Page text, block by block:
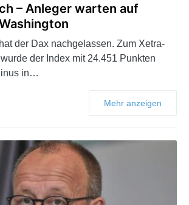
– Anleger warten auf
der Dax nachgelassen. Zum Xetra-
der Index mit 24.451 Punkten
in…
Mehr anzeigen